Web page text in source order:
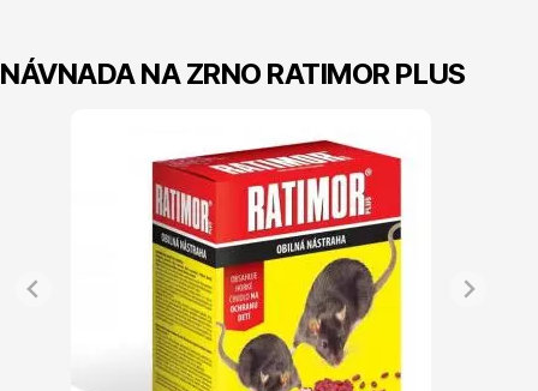
Vřesovištní rostliny
NÁVNADA NA ZRNO RATIMOR PLUS